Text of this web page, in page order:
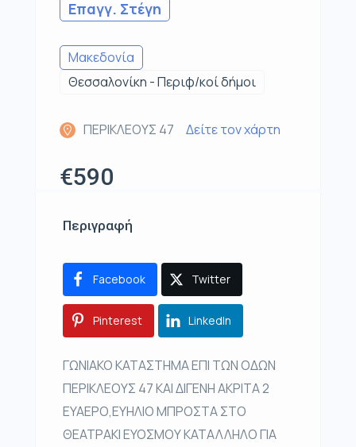
Επαγγ. Στέγη
Μακεδονία
Θεσσαλονίκη - Περιφ/κοί δήμοι
ΠΕΡΙΚΛΕΟΥΣ 47 Δείτε τον χάρτη
€590
Περιγραφή
Facebook Twitter
Pinterest LinkedIn
ΓΩΝΙΑΚΟ ΚΑΤΑΣΤΗΜΑ ΕΠΙ ΤΩΝ ΟΔΩΝ
ΠΕΡΙΚΛΕΟΥΣ 47 ΚΑΙ ΔΙΓΕΝΗ ΑΚΡΙΤΑ 2
ΕΥΑΕΡΟ,ΕΥΗΛΙΟ ΜΠΡΟΣΤΑ ΣΤΟ
ΘΕΑΤΡΑΚΙ ΕΥΟΣΜΟΥ ΚΑΤΑΛΛΗΛΟ ΓΙΑ